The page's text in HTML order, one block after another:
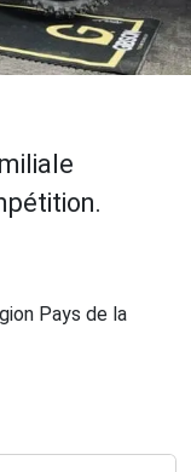
Pays de la